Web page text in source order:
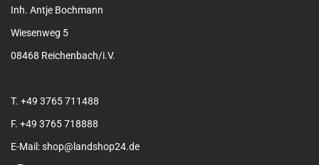
Inh. Antje Bochmann
Wiesenweg 5
08468 Reichenbach/i.V.
T. +49 3765 711488
F. +49 3765 718888
E-Mail: shop@landshop24.de